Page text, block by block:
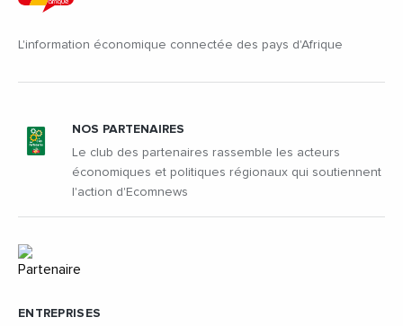
L'information économique connectée des pays d'Afrique
ENTREPRISES
NOS PARTENAIRES
Le club des partenaires rassemble les acteurs
économiques et politiques régionaux qui soutiennent
l'action d'Ecomnews